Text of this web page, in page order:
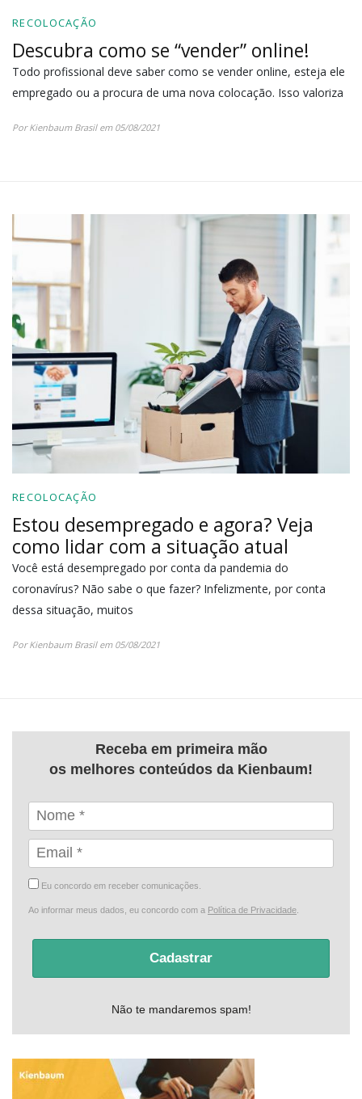
RECOLOCAÇÃO
Descubra como se “vender” online!
Todo profissional deve saber como se vender online, esteja ele
empregado ou a procura de uma nova colocação. Isso valoriza
Por Kienbaum Brasil em 05/08/2021
RECOLOCAÇÃO
Estou desempregado e agora? Veja
como lidar com a situação atual
Você está desempregado por conta da pandemia do
coronavírus? Não sabe o que fazer? Infelizmente, por conta
dessa situação, muitos
Por Kienbaum Brasil em 05/08/2021
Receba em primeira mão
os melhores conteúdos da Kienbaum!
Eu concordo em receber comunicações.
Ao informar meus dados, eu concordo com a Política de Privacidade
Cadastrar
Não te mandaremos spam!